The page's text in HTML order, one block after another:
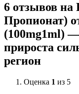
6 отзывов на
Пропионат)
(100mg1ml)
прироста
регион
Оценка 1 из 5